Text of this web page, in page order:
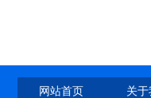
网站首页 关